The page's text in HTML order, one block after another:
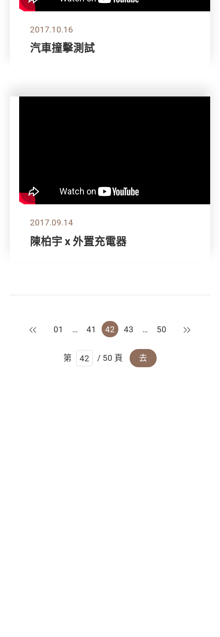
2017.10.16
汽車撞擊測試
2017.09.14
陳柏宇 x 外置充電器
上一頁
01 … 41 42 43 … 50 下一頁
第 / 50 頁 去